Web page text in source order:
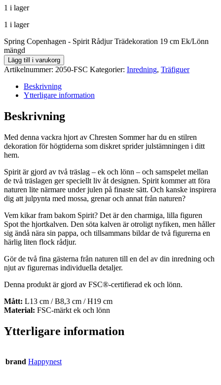
1 i lager
1 i lager
Spring Copenhagen - Spirit Rådjur Trädekoration 19 cm Ek/Lönn
mängd
Lägg till i varukorg
Artikelnummer: 2050-FSC Kategorier: Inredning, Träfiguer
Beskrivning
Ytterligare information
Beskrivning
Med denna vackra hjort av Chresten Sommer har du en stilren
dekoration för högtiderna som diskret sprider julstämningen i ditt
hem.
Spirit är gjord av två träslag – ek och lönn – och samspelet mellan
de två träslagen ger speciellt liv åt designen. Spirit kommer att föra
naturen lite närmare under julen på finaste sätt. Och kanske inspirera
dig att julpynta med mossa, grenar och annat från naturen?
Vem kikar fram bakom Spirit? Det är den charmiga, lilla figuren
Spot the hjortkalven. Den söta kalven är otroligt nyfiken, men håller
sig ändå nära sin pappa, och tillsammans bildar de två figurerna en
härlig liten flock rådjur.
Gör de två fina gästerna från naturen till en del av din inredning och
njut av figurernas individuella detaljer.
Denna produkt är gjord av FSC®-certifierad ek och lönn.
Mått: L13 cm / B8,3 cm / H19 cm
Material: FSC-märkt ek och lönn
Ytterligare information
brand Happynest